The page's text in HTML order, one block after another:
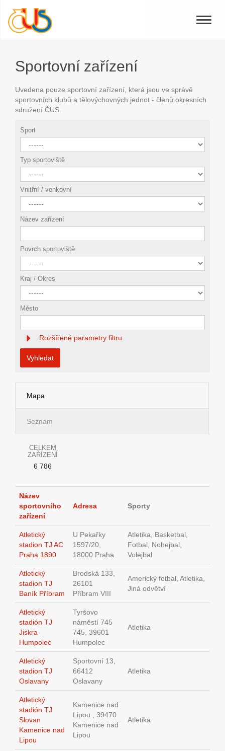
Toggle
Sportovní zařízení
Uvedena pouze sportovní zařízení, která jsou ve správě
sportovních klubů a tělovýchovných jednot - členů okresních
sdružení ČUS.
Sport
Typ sportoviště
Vnitřní / venkovní
Název zařízení
Povrch sportoviště
Kraj / Okres
Město
Rozšířené parametry filtru
Vyhledat
Mapa
Seznam
CELKEM
ZAŘÍZENÍ
6 786
Název
sportovního
zařízení
Adresa Sporty
Atletický
stadion TJ AC
Praha 1890
U Pekařky
1597/20,
18000 Praha
Atletika, Basketbal,
Fotbal, Nohejbal,
Volejbal
Atletický
stadion TJ
Baník Příbram
Brodská 133,
26101
Příbram VIII
Americký fotbal, Atletika,
Jiná odvětví
Atletický
stadión TJ
Jiskra
Humpolec
Tyršovo
náměstí 745
745, 39601
Humpolec
Atletika
Atletický
stadion TJ
Oslavany
Sportovní 13,
66412
Oslavany
Atletika
Atletický
stadión TJ
Slovan
Kamenice nad
Lipou
Kamenice nad
Lipou , 39470
Kamenice nad
Lipou
Atletika